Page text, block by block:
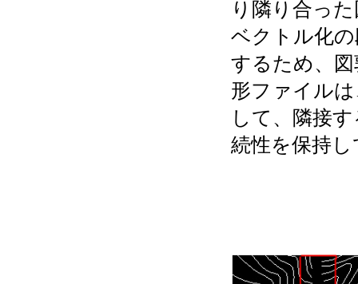
り隣り合っ
ベクトル化
するため、
形ファイル
して、隣接
続性を保持